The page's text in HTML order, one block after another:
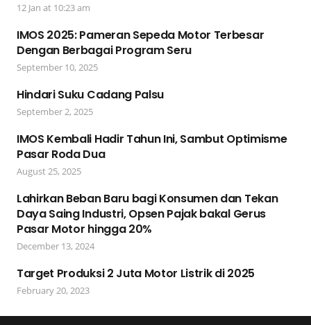
12 Jan at 10:23 am
IMOS 2025: Pameran Sepeda Motor Terbesar
Dengan Berbagai Program Seru
September 10, 2025
Hindari Suku Cadang Palsu
September 2, 2025
IMOS Kembali Hadir Tahun Ini, Sambut Optimisme
Pasar Roda Dua
August 25, 2025
Lahirkan Beban Baru bagi Konsumen dan Tekan
Daya Saing Industri, Opsen Pajak bakal Gerus
Pasar Motor hingga 20%
December 13, 2024
Target Produksi 2 Juta Motor Listrik di 2025
February 20, 2023